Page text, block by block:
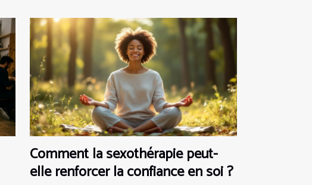
Comment la sexothérapie peut-
elle renforcer la confiance en soi ?